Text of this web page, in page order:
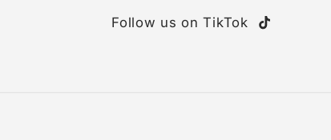
Follow us on TikTok
TikTok